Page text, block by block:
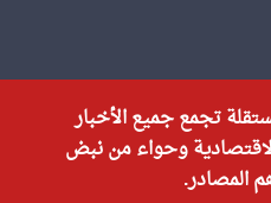
تجمع جميع الأخبار
الاقتصادية وحواء من نبض
المصادر.